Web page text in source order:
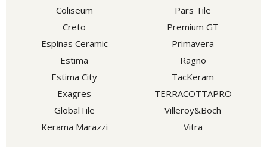
Coliseum
Creto
Espinas Ceramic
Estima
Estima City
Exagres
GlobalTile
Kerama Marazzi
Pars Tile
Premium GT
Primavera
Ragno
TacKeram
TERRACOTTAPRO
Villeroy&Boch
Vitra